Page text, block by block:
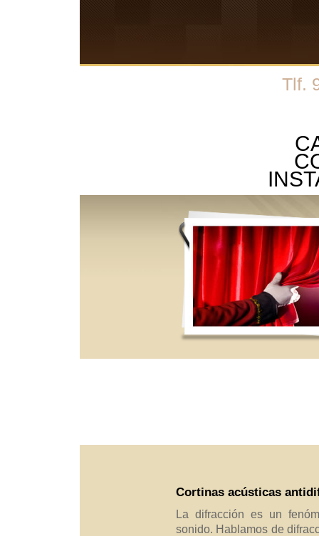
Tlf.
Cortinas acústicas
La difracción es un
sonido. Hablamos de